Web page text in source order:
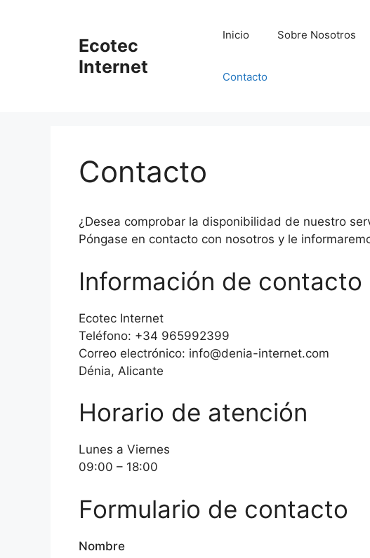
Ecotec
Internet
Inicio Sobre Nosotros
Contacto
Contacto
¿Desea comprobar la disponibilidad de nuestro
Póngase en contacto con nosotros y le
Información de contacto
Ecotec Internet
Teléfono: +34 965992399
Correo electrónico: info@denia-internet.com
Dénia, Alicante
Horario de atención
Lunes a Viernes
09:00 – 18:00
Formulario de contacto
Nombre